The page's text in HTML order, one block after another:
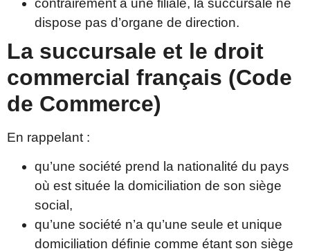
dispose pas d’organe de direction.
La succursale et le droit
commercial français (Code
de Commerce)
En rappelant :
qu’une société prend la nationalité du pays
où est située la domiciliation de son siège
social,
qu’une société n’a qu’une seule et unique
domiciliation définie comme étant son siège